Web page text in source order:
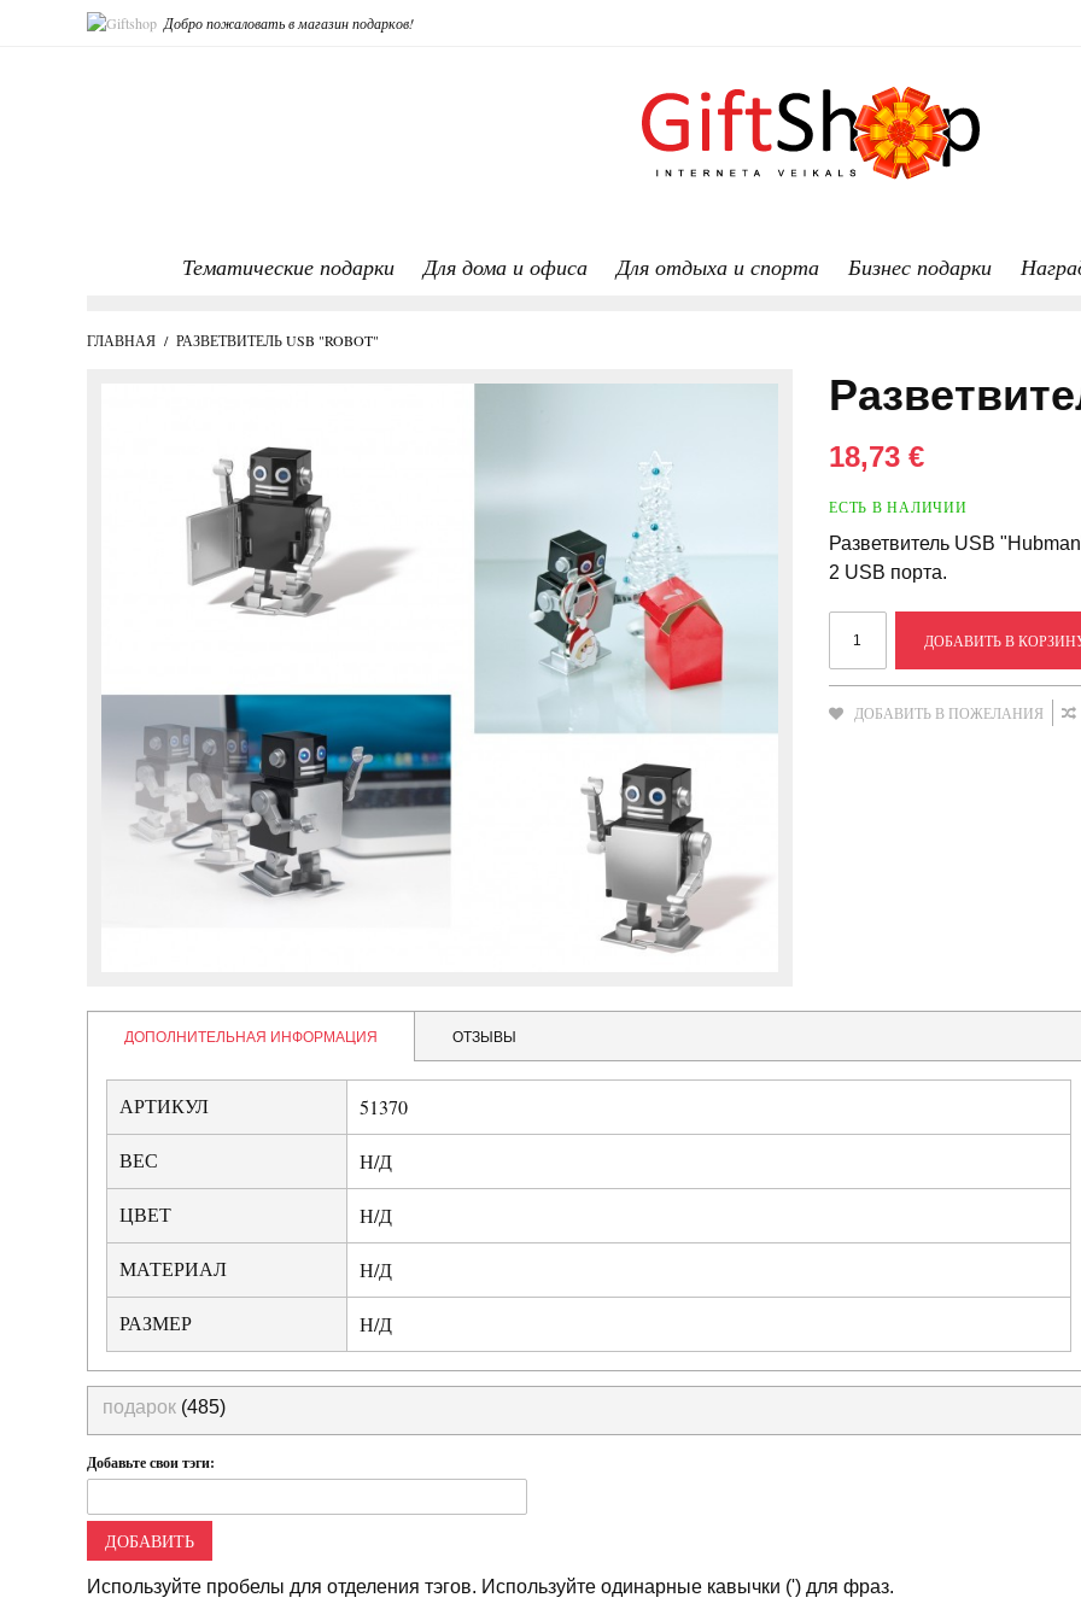
Добро пожаловать в магазин подарков!
Тематические подарки Для дома и офиса Для отдыха и спорта Бизнес подарки
ГЛАВНАЯ / РАЗВЕТВИТЕЛЬ USB "ROBOT"
18,73 €
ЕСТЬ В НАЛИЧИИ
Разветвитель USB
2 USB порта.
ДОБАВИТЬ В
ДОБАВИТЬ В ПОЖЕЛАНИЯ
ДОПОЛНИТЕЛЬНАЯ ИНФОРМАЦИЯ ОТЗЫВЫ
АРТИКУЛ 51370
ВЕС Н/Д
ЦВЕТ Н/Д
МАТЕРИАЛ Н/Д
РАЗМЕР Н/Д
подарок (485)
Добавьте свои тэги:
ДОБАВИТЬ
Используйте пробелы для отделения тэгов. Используйте одинарные кавычки (') для фраз.